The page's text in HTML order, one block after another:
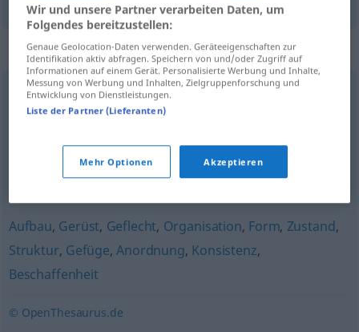
Synonyme für "Qualität"
Anspruch,Ambition,Niveau
Rang,Grad,Klasse
Aufbau, Gerüst, Geflecht, Organisation, Form, Zustand,
Struktur, Gefüge,Anordnung, Konsistenz,
Beschaffenheit
© OpenThesaurus.de
Wir und unsere Partner verarbeiten Daten, um
Folgendes bereitzustellen:
Genaue Geolocation-Daten verwenden. Geräteeigenschaften zur
Identifikation aktiv abfragen. Speichern von und/oder Zugriff auf
Informationen auf einem Gerät. Personalisierte Werbung und Inhalte,
Messung von Werbung und Inhalten, Zielgruppenforschung und
Entwicklung von Dienstleistungen.
Liste der Partner (Lieferanten)
Mehr Optionen Akzeptieren